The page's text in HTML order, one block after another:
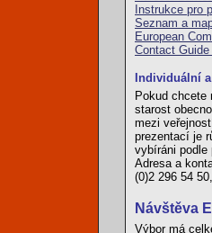
Instrukce pro
Seznam a
European
Contact
Individuální
Pokud
starost
mezi
prezentací je
vybíráni podle
Adresa a
(0)2 296 54
Návštěva
Výbor má